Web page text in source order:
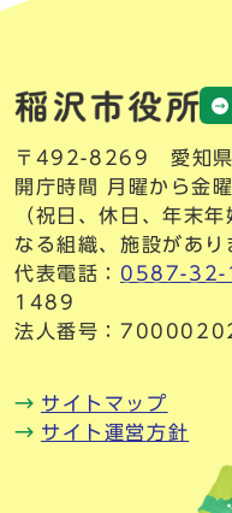
〒492-8269 愛知県
開庁時間 月曜から金
（祝日、休日、年末
なる組織、施設があり
代表電話： 0587-32-
1489
法人番号：
サイトマップ
サイト運営方針